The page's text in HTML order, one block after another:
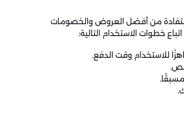
من أفضل العروض والخصومات
خطوات الاستخدام التالية: